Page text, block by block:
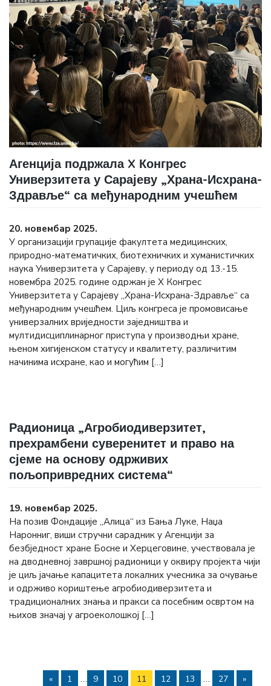
Агенција подржала X Конгрес
Универзитета у Сарајеву „Храна-Исхрана-
Здравље“ са међународним учешћем
20. новембар 2025.
У организацији групације факултета медицинских,
природно-математичких, биотехничких и хуманистичких
наука Универзитета у Сарајеву, у периоду од 13.-15.
новембра 2025. године одржан је X Конгрес
Универзитета у Сарајеву „Храна-Исхрана-Здравље“ са
међународним учешћем. Циљ конгреса је промовисање
универзалних вриједности заједништва и
мултидисциплинарног приступа у производњи хране,
њеном хигијенском статусу и квалитету, различитим
начинима исхране, као и могућим […]
Радионица „Агробиодиверзитет,
прехрамбени суверенитет и право на
сјеме на основу одрживих
пољопривредних система“
19. новембар 2025.
На позив Фондације „Алица“ из Бања Луке, Наџа
Наронниг, виши стручни сарадник у Агенцији за
безбједност хране Босне и Херцеговине, учествовала је
на дводневној завршној радионици у оквиру пројекта чији
је циљ јачање капацитета локалних учесника за очување
и одрживо кориштење агробиодиверзитета и
традиционалних знања и пракси са посебним освртом на
њихов значај у агроеколошкој […]
« 1 … 9 10 11 12 13 … 27 »